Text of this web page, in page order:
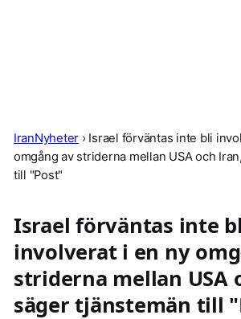
IranNyheter › Israel förväntas inte bli
omgång av striderna mellan USA och
till "Post"
Israel förväntas inte
involverat i en ny
striderna mellan USA
säger tjänstemän till